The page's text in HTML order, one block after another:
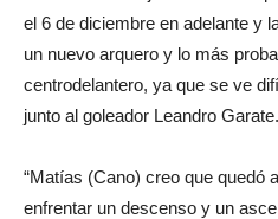
el 6 de diciembre en adelante y
un nuevo arquero y lo más
centrodelantero, ya que se ve
junto al goleador Leandro Garate.
“Matías (Cano) creo que quedó
enfrentar un descenso y un